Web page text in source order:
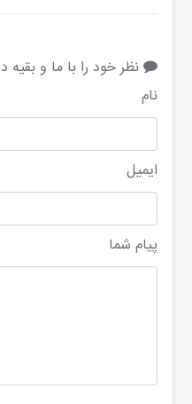
نظر خود را با ما و بقیه
نام
ایمیل
پیام شما